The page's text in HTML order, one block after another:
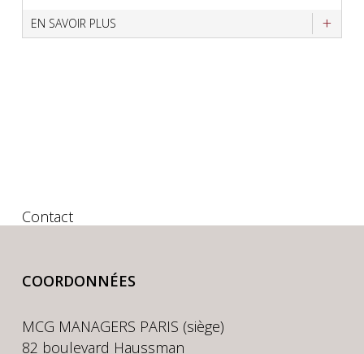
EN SAVOIR PLUS
Contact
COORDONNÉES
MCG MANAGERS PARIS (siège)
82 boulevard Haussman